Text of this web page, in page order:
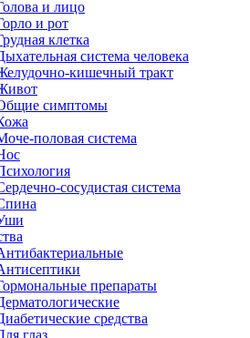
и лицо
и рот
клетка
система человека
кишечный тракт
симптомы
половая система
сосудистая система
препараты
средства